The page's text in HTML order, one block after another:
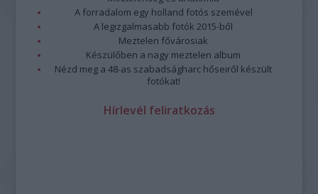
A forradalom egy holland fotós szemével
A legizgalmasabb fotók 2015-ből
Meztelen fővárosiak
Készülőben a nagy meztelen album
Nézd meg a 48-as szabadságharc hőseiről készült
fotókat!
Hírlevél feliratkozás